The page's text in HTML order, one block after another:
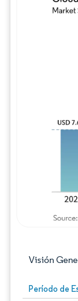
Visión
Período de